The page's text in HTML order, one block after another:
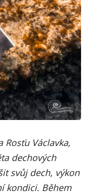
Václavka,
dechových
svůj dech, výkon
kondici. Během